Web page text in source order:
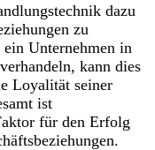
dazu
zu
ein Unternehmen in
kann dies
Loyalität seiner
ist
für den Erfolg